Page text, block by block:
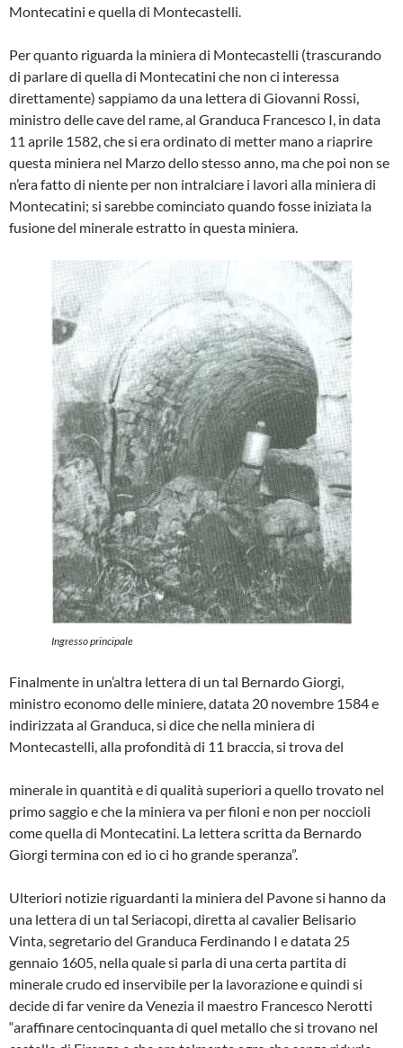
Montecatini e quella di Montecastelli.
Per quanto riguarda la miniera di Montecastelli (trascurando
di parlare di quella di Montecatini che non ci interes­sa
direttamente) sappiamo da una let­tera di Giovanni Rossi,
ministro delle cave del rame, al Granduca Francesco I, in data
11 aprile 1582, che si era ordinato di metter mano a riaprire
que­sta miniera nel Marzo dello stesso anno, ma che poi non se
n’era fatto di niente per non intralciare i lavori alla miniera di
Montecatini; si sarebbe cominciato quando fosse iniziata la
fusione del minerale estratto in questa miniera.
Ingresso principale
Finalmente in un’altra lettera di un tal Bernardo Giorgi,
ministro economo delle miniere, datata 20 novembre 1584 e
indirizzata al Granduca, si dice che nella miniera di
Montecastelli, alla pro­fondità di 11 braccia, si trova del
minerale in quantità e di qualità superiori a quello trovato nel
primo saggio e che la miniera va per filoni e non per noccioli
come quella di Montecatini. La lettera scritta da Bernardo
Giorgi termina con ed io ci ho grande speranza”.
Ulteriori notizie riguardanti la miniera del Pavone si hanno da
una lettera di un tal Seriacopi, diretta al cavalier Belisario
Vinta, segretario del Granduca Ferdinando I e datata 25
gennaio 1605, nella quale si parla di una certa partita di
minerale crudo ed inservibile per la lavorazione e quindi si
decide di far venire da Venezia il maestro Francesco Nerotti
“araffinare centocinquanta di quel metallo che si trovano nel